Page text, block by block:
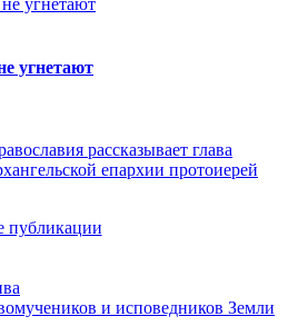
угнетают
рассказывает глава
епархии протоиерей
публикации